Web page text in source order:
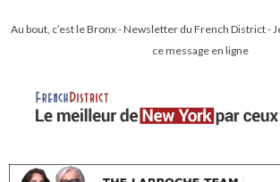
Au bout, c’est le Bronx - Newsletter du French District -
ce message en ligne